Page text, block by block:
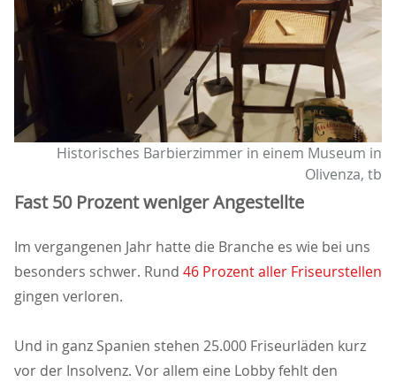
Historisches Barbierzimmer in einem Museum in
Olivenza, tb
Fast 50 Prozent weniger Angestellte
Im vergangenen Jahr hatte die Branche es wie bei uns
besonders schwer. Rund 46 Prozent aller Friseurstellen
gingen verloren.
Und in ganz Spanien stehen 25.000 Friseurläden kurz
vor der Insolvenz. Vor allem eine Lobby fehlt den